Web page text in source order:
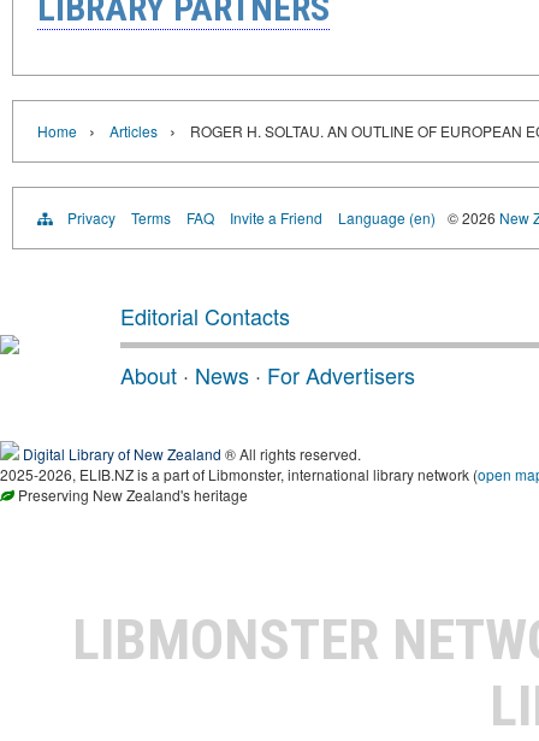
Home › Articles › ROGER H. SOLTAU. AN OUTLINE OF EUROPEAN
Privacy Terms FAQ Invite a Friend Language (en) © 2026 New
Editorial Contacts
About · News · For Advertisers
Digital Library of New Zealand ® All rights reserved.
2025-2026, ELIB.NZ is a part of Libmonster, international library network (open
Preserving New Zealand's heritage
LIBMONSTER